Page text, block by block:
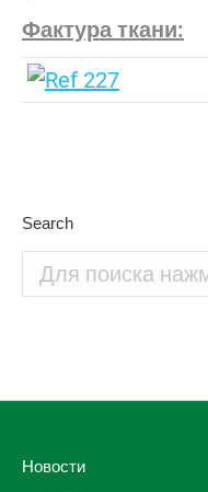
Фактура ткани:
Search
Новости